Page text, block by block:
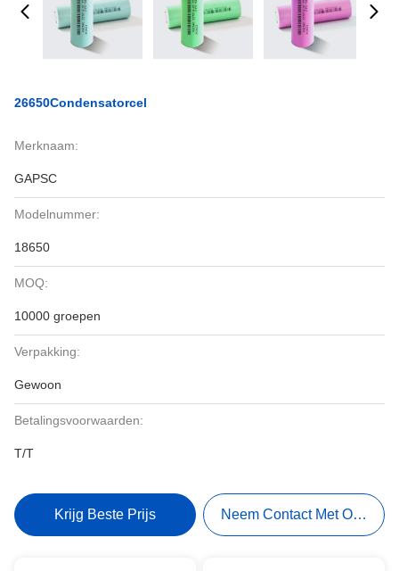
26650Condensatorcel
Merknaam:
GAPSC
Modelnummer:
18650
MOQ:
10000 groepen
Verpakking:
Gewoon
Betalingsvoorwaarden:
T/T
Krijg Beste Prijs Neem Contact Met Ons Op